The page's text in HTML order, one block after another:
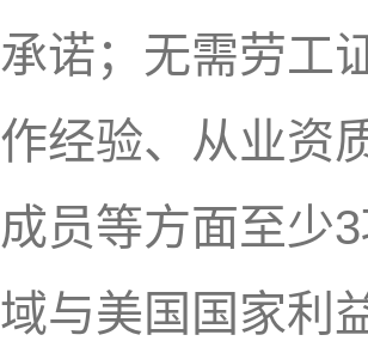
承诺；无需劳工
作经验、从业资
成员等方面至少
域与美国国家利